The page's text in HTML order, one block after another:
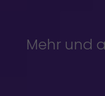
Mehr und